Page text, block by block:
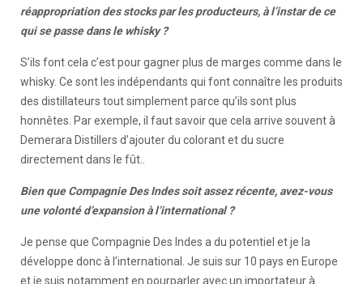
réappropriation des stocks par les producteurs, à l’instar de ce
qui se passe dans le whisky ?
S’ils font cela c’est pour gagner plus de marges comme dans le
whisky. Ce sont les indépendants qui font connaître les produits
des distillateurs tout simplement parce qu’ils sont plus
honnêtes. Par exemple, il faut savoir que cela arrive souvent à
Demerara Distillers d’ajouter du colorant et du sucre
directement dans le fût..
Bien que Compagnie Des Indes soit assez récente, avez-vous
une volonté d’expansion à l’international ?
Je pense que Compagnie Des Indes a du potentiel et je la
développe donc à l’international. Je suis sur 10 pays en Europe
et je suis notamment en pourparler avec un importateur à